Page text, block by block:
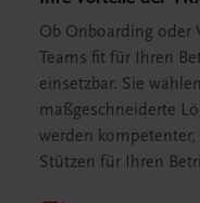
Ob Onboarding oder
Teams fit für Ihren
einsetzbar. Sie
maßgeschneiderte
werden
Stützen für Ihren